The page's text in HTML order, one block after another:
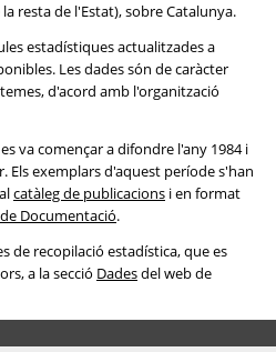
resta de l'Estat), sobre Catalunya.
estadístiques actualitzades a
Les dades són de caràcter
d'acord amb l'organització
va començar a difondre l'any 1984 i
Els exemplars d'aquest període s'han
catàleg de publicacions i en format
Documentació.
de recopilació estadística, que es
a la secció Dadesdel web de